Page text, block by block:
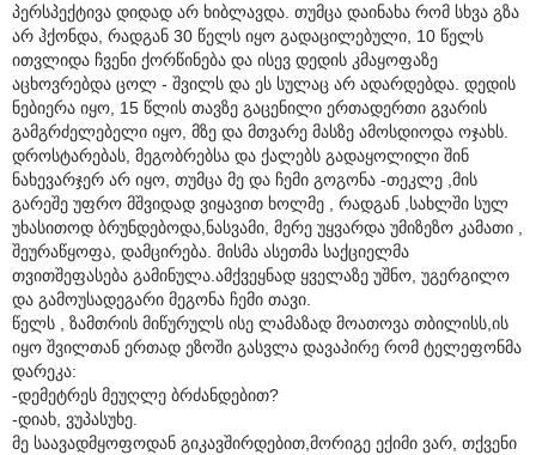
პერსპექტივა დიდად არ ხიბლავდა. თუმცა დაინახა რომ სხვა გზა
არ ჰქონდა, რადგან 30 წელს იყო გადაცილებული, 10 წელს
ითვლიდა ჩვენი ქორწინება და ისევ დედის კმაყოფაზე
აცხოვრებდა ცოლ - შვილს და ეს სულაც არ ადარდებდა. დედის
ნებიერა იყო, 15 წლის თავზე გაცენილი ერთადერთი გვარის
გამგრძელებელი იყო, მზე და მთვარე მასზე ამოსდიოდა ოჯახს.
დროსტარებას, მეგობრებსა და ქალებს გადაყოლილი შინ
ნახევარჯერ არ იყო, თუმცა მე და ჩემი გოგონა -თეკლე ,მის
გარეშე უფრო მშვიდად ვიყავით ხოლმე , რადგან ,სახლში სულ
უხასითოდ ბრუნდებოდა,ნასვამი, მერე უყვარდა უმიზეზო კამათი ,
შეურაწყოფა, დამცირება. მისმა ასეთმა საქციელმა
თვითშეფასება გამინულა.ამქვეყნად ყველაზე უშნო, უგერგილო
და გამოუსადეგარი მეგონა ჩემი თავი.
წელს , ზამთრის მიწურულს ისე ლამაზად მოათოვა თბილისს,ის
იყო შვილთან ერთად ეზოში გასვლა დავაპირე რომ ტელეფონმა
დარეკა:
-დემეტრეს მეუღლე ბრძანდებით?
-დიახ, ვუპასუხე.
მე საავადმყოფოდან გიკავშირდებით,მორიგე ექიმი ვარ, თქვენი